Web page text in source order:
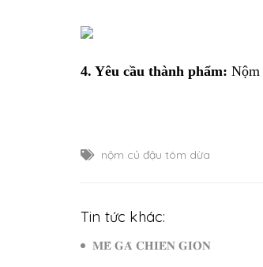
4. Yêu cầu thành phẩm: Nộm
nộm củ đậu tôm dừa
Tin tức khác:
𝐌𝐄̂̀ 𝐆𝐀̀ 𝐂𝐇𝐈𝐄̂𝐍 𝐆𝐈𝐎̀𝐍